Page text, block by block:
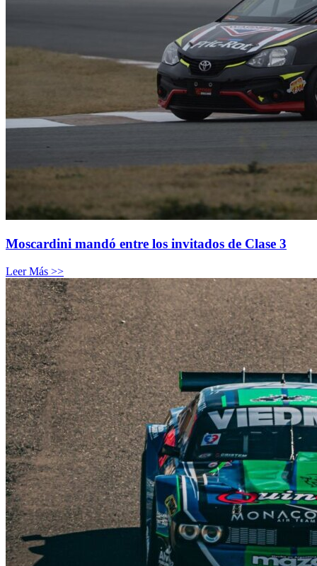
Moscardini mandó entre los invitados de Clase 3
Leer Más >>